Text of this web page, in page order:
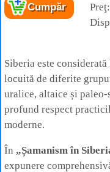
Cumpăr
Preţ:
Siberia este
locuită de diferite
uralice, altaice și
profund respect
moderne.
În „Șamanism în
expunere